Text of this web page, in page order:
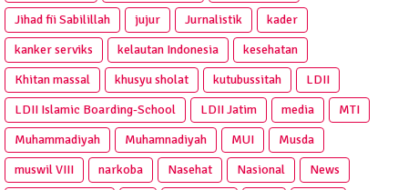
Jihad fii Sabilillah
jujur Jurnalistik
kader
kanker serviks
kelautan Indonesia
kesehatan
Khitan massal
khusyu sholat kutubussitah
LDII
LDII Islamic Boarding-School
LDII Jatim media
MTI
Muhammadiyah
Muhamnadiyah MUI
Musda
muswil VIII
narkoba Nasehat Nasional
News